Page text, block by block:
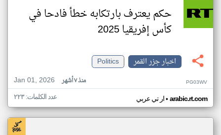
حكم يعترف بارتكابه خطأ فادحا في
كأس إفريقيا 2025
اخبار جزر القمر
Politics
Jan 01, 2026
منذ ٧ أشهر PG03WV
ار تي عربي• arabic.rt.com عدد الكلمات: ٢٢٣